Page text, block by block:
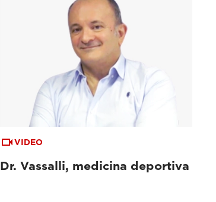
VIDEO
Dr. Vassalli, medicina deportiva